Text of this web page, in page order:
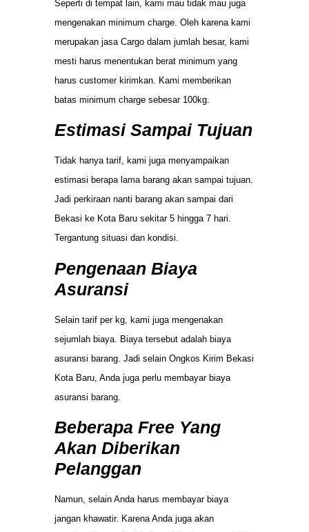
Seperti di tempat lain, kami mau tidak mau juga
mengenakan minimum charge. Oleh karena kami
merupakan jasa Cargo dalam jumlah besar, kami
mesti harus menentukan berat minimum yang
harus customer kirimkan. Kami memberikan
batas minimum charge sebesar 100kg.
Estimasi Sampai Tujuan
Tidak hanya tarif, kami juga menyampaikan
estimasi berapa lama barang akan sampai tujuan.
Jadi perkiraan nanti barang akan sampai dari
Bekasi ke Kota Baru sekitar 5 hingga 7 hari.
Tergantung situasi dan kondisi.
Pengenaan Biaya
Asuransi
Selain tarif per kg, kami juga mengenakan
sejumlah biaya. Biaya tersebut adalah biaya
asuransi barang. Jadi selain Ongkos Kirim Bekasi
Kota Baru, Anda juga perlu membayar biaya
asuransi barang.
Beberapa Free Yang
Akan Diberikan
Pelanggan
Namun, selain Anda harus membayar biaya
jangan khawatir. Karena Anda juga akan